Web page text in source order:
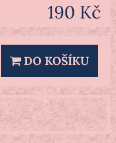
190 Kč
DO KOŠÍKU